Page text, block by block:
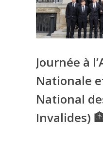
Journée à
Nationale
National
Invalides)